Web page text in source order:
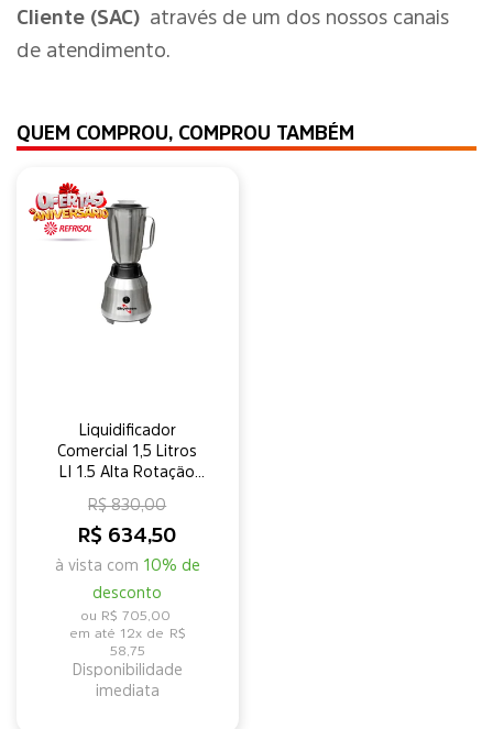
Cliente (SAC) através de um dos nossos canais
de atendimento.
QUEM COMPROU, COMPROU TAMBÉM
Liquidificador
Comercial 1,5 Litros
LI 1.5 Alta Rotação
R$ 634,50
à vista com 10% de
desconto
R$ 830,00
R$ 705,00
12x de R$
58,75
Disponibilidade
imediata